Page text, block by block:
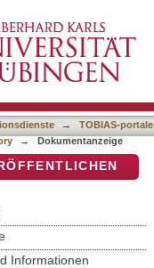
→ TOBIAS-portale
→ Dokumentanzeige
Informationen